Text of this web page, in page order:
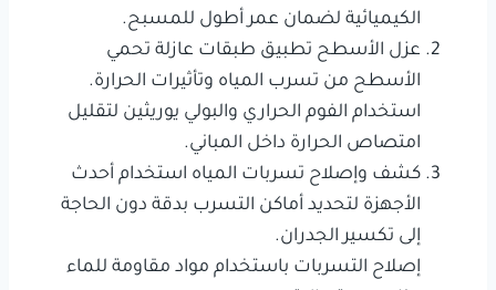
الكيميائية لضمان عمر أطول للمسبح.
عزل الأسطح تطبيق طبقات عازلة تحمي
الأسطح من تسرب المياه وتأثيرات الحرارة.
استخدام الفوم الحراري والبولي يوريثين لتقليل
امتصاص الحرارة داخل المباني.
كشف وإصلاح تسربات المياه استخدام أحدث
الأجهزة لتحديد أماكن التسرب بدقة دون الحاجة
إلى تكسير الجدران.
إصلاح التسربات باستخدام مواد مقاومة للماء